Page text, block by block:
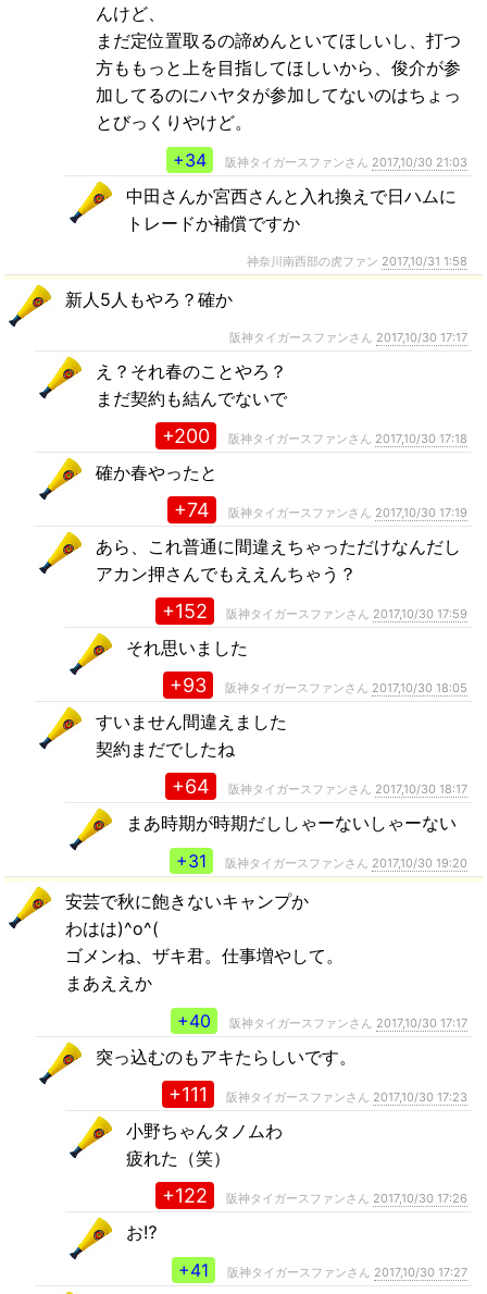
んけど、
まだ定位置取るの諦めんといてほしいし、打つ
方ももっと上を目指してほしいから、俊介が参
加してるのにハヤタが参加してないのはちょっ
とびっくりやけど。
+34
阪神タイガースファンさん 2017,10/30 21:03
中田さんか宮西さんと入れ換えで日ハムに
トレードか補償ですか
神奈川南西部の虎ファン 2017,10/31 1:58
新人5人もやろ？確か
阪神タイガースファンさん 2017,10/30 17:17
え？それ春のことやろ？
まだ契約も結んでないで
+200 阪神タイガースファンさん 2017,10/30 17:18
確か春やったと
+74 阪神タイガースファンさん 2017,10/30 17:19
あら、これ普通に間違えちゃっただけなんだし
アカン押さんでもええんちゃう？
+152 阪神タイガースファンさん 2017,10/30 17:59
それ思いました
+93 阪神タイガースファンさん 2017,10/30 18:05
すいません間違えました
契約まだでしたね
+64 阪神タイガースファンさん 2017,10/30 18:17
まあ時期が時期だししゃーないしゃーない
+31
阪神タイガースファンさん 2017,10/30 19:20
安芸で秋に飽きないキャンプか
わはは)^o^(
ゴメンね、ザキ君。仕事増やして。
まあええか
+40
阪神タイガースファンさん 2017,10/30 17:17
突っ込むのもアキたらしいです。
+111 阪神タイガースファンさん 2017,10/30 17:23
小野ちゃんタノムわ
疲れた（笑）
+122 阪神タイガースファンさん 2017,10/30 17:26
お⁉️
+41
阪神タイガースファンさん 2017,10/30 17:27